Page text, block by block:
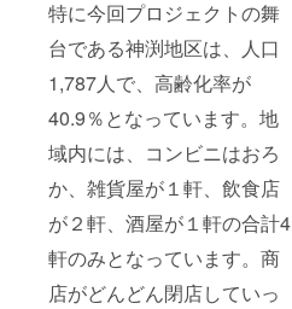
特に今回プロジェクトの舞
台である神渕地区は、人口
1,787人で、高齢化率が
40.9％となっています。地
域内には、コンビニはおろ
か、雑貨屋が１軒、飲食店
が２軒、酒屋が１軒の合計4
軒のみとなっています。商
店がどんどん閉店していっ